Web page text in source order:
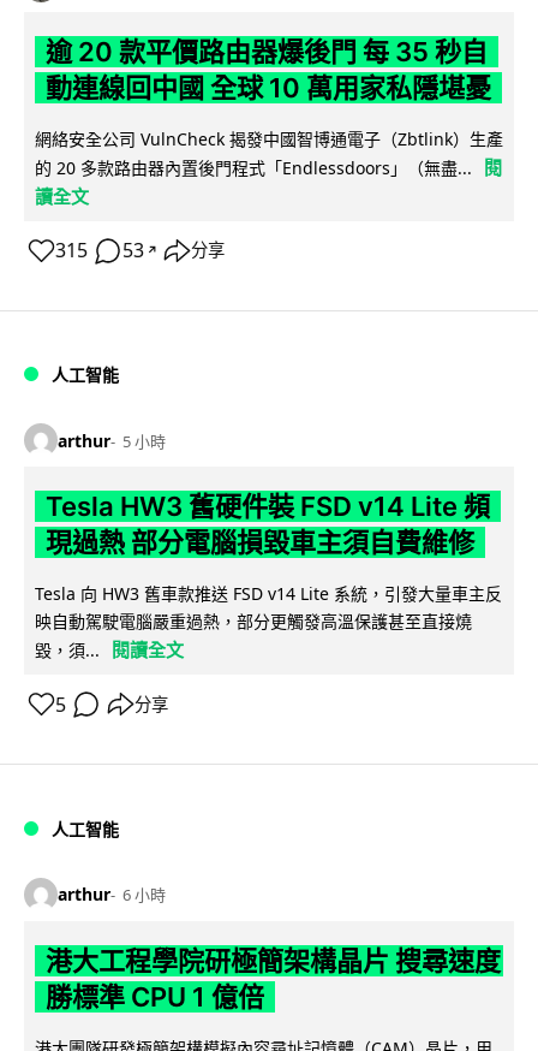
逾 20 款平價路由器爆後門 每 35 秒自
動連線回中國 全球 10 萬用家私隱堪憂
網絡安全公司 VulnCheck 揭發中國智博通電子（Zbtlink）生產
的 20 多款路由器內置後門程式「Endlessdoors」（無盡...
閱
讀全文
315 53 ↗ 分享
人工智能
arthur 5 小時
Tesla HW3 舊硬件裝 FSD v14 Lite 頻
現過熱 部分電腦損毀車主須自費維修
Tesla 向 HW3 舊車款推送 FSD v14 Lite 系統，引發大量車主反
映自動駕駛電腦嚴重過熱，部分更觸發高溫保護甚至直接燒
毀，須...
閱讀全文
5 分享
人工智能
arthur 6 小時
港大工程學院研極簡架構晶片 搜尋速度
勝標準 CPU 1 億倍